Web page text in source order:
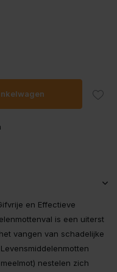
en Effectieve
is een uiterst
vangen van schadelijke
nestelen zich